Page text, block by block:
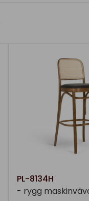
PL-8134H
- rygg